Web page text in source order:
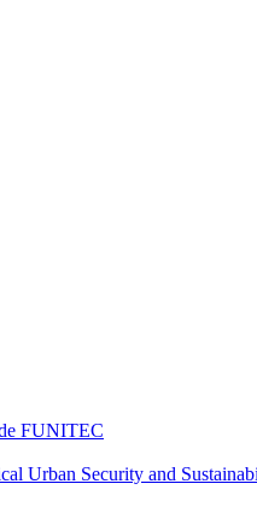
FUNITEC
Urban Security and